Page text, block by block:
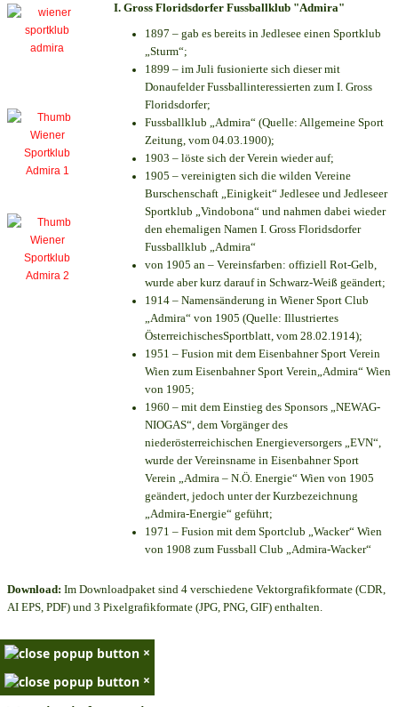
I. Gross Floridsdorfer Fussballklub "Admira"
1897 – gab es bereits in Jedlesee einen Sportklub
„Sturm“;
1899 – im Juli fusionierte sich dieser mit
Donaufelder Fussballinteressierten zum I. Gross
Floridsdorfer;
Fussballklub „Admira“ (Quelle: Allgemeine Sport
Zeitung, vom 04.03.1900);
1903 – löste sich der Verein wieder auf;
1905 – vereinigten sich die wilden Vereine
Burschenschaft „Einigkeit“ Jedlesee und Jedleseer
Sportklub „Vindobona“ und nahmen dabei wieder
den ehemaligen Namen I. Gross Floridsdorfer
Fussballklub „Admira“
von 1905 an – Vereinsfarben: offiziell Rot-Gelb,
wurde aber kurz darauf in Schwarz-Weiß geändert;
1914 – Namensänderung in Wiener Sport Club
„Admira“ von 1905 (Quelle: Illustriertes
ÖsterreichischesSportblatt, vom 28.02.1914);
1951 – Fusion mit dem Eisenbahner Sport Verein
Wien zum Eisenbahner Sport Verein„Admira“ Wien
von 1905;
1960 – mit dem Einstieg des Sponsors „NEWAG-
NIOGAS“, dem Vorgänger des
niederösterreichischen Energieversorgers „EVN“,
wurde der Vereinsname in Eisenbahner Sport
Verein „Admira – N.Ö. Energie“ Wien von 1905
geändert, jedoch unter der Kurzbezeichnung
„Admira-Energie“ geführt;
1971 – Fusion mit dem Sportclub „Wacker“ Wien
von 1908 zum Fussball Club „Admira-Wacker“
Download: Im Downloadpaket sind 4 verschiedene Vektorgrafikformate (CDR,
AI EPS, PDF) und 3 Pixelgrafikformate (JPG, PNG, GIF) enthalten.
×
×